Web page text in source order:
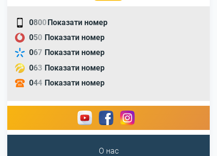
0800Показати номер
050 Показати номер
067 Показати номер
063 Показати номер
044 Показати номер
О нас